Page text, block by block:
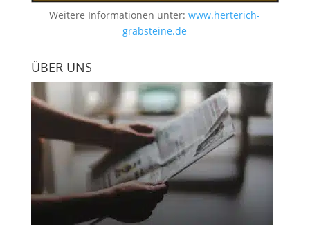
Weitere Informationen unter:www.herterich-
grabsteine.de
ÜBER UNS